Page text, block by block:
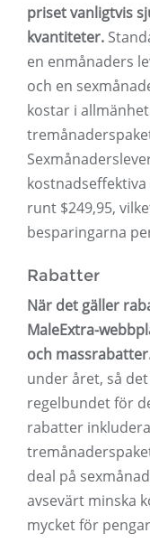
priset vanligtvis
kvantiteter.
en enmånaders
och en
kostar i
runt $249,95,
besparingarna
Rabatter
När det gäller
MaleExtra-
och
under året, så
regelbundet för
rabatter
deal på
avsevärt minska
mycket för